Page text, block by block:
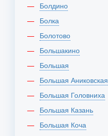
Болдино
Болка
Болотово
Большакино
Большая
Большая Аниковская
Большая Головниха
Большая Казань
Большая Коча